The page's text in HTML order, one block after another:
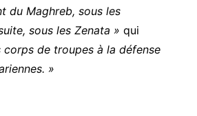
du Maghreb, sous les
sous les Zenata » qui
de troupes à la défense
»